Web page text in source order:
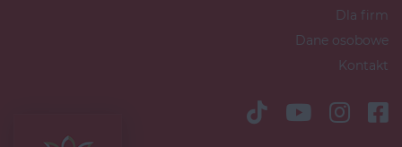
Dla firm
Dane osobowe
Kontakt